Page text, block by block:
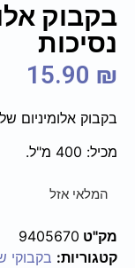
נסיכות
15.90 ₪
בקבוק אלומיניום
מכיל: 400 מ"ל.
המלאי אזל
מק"ט 9405670
קטגוריות: בקבוקי